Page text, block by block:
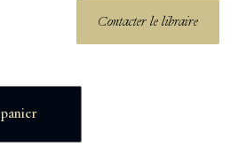
Contacter le libraire